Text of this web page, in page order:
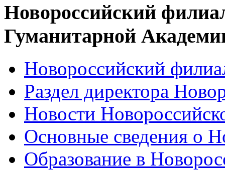
Новороссийский
Гуманитарной
Новороссийский
Раздел директора
Новости
Основные сведения о
Образование в